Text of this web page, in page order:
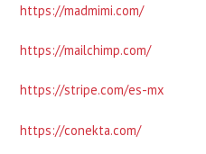
https://madmimi.com/
https://mailchimp.com/
https://stripe.com/es-mx
https://conekta.com/